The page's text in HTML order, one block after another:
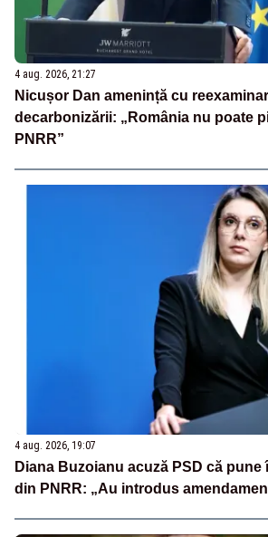
4 aug. 2026, 21:27
Nicușor Dan amenință cu
decarbonizării: „România nu poate
PNRR”
4 aug. 2026, 19:07
Diana Buzoianu acuză PSD că
din PNRR: „Au introdus